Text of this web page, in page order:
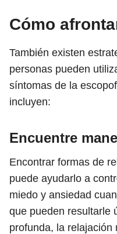
Cómo
También existen
personas pueden
síntomas de la
incluyen:
Encuentre
Encontrar formas de
puede ayudarlo a
miedo y ansiedad
que pueden resultarle
profunda, la relajación